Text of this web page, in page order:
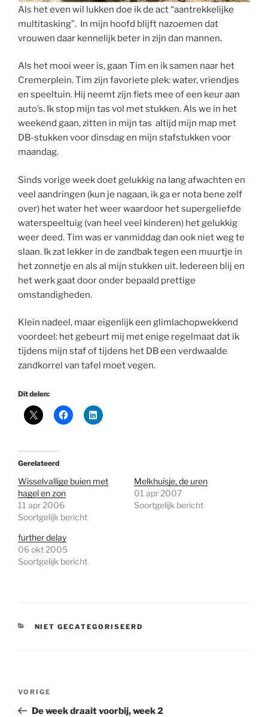
Als het even wil lukken doe ik de act “aantrekkelijke
multitasking”. In mijn hoofd blijft nazoemen dat
vrouwen daar kennelijk beter in zijn dan mannen.
Als het mooi weer is, gaan Tim en ik samen naar het
Cremerplein. Tim zijn favoriete plek: water, vriendjes
en speeltuin. Hij neemt zijn fiets mee of een keur aan
auto’s. Ik stop mijn tas vol met stukken. Als we in het
weekend gaan, zitten in mijn tas altijd mijn map met
DB-stukken voor dinsdag en mijn stafstukken voor
maandag.
Sinds vorige week doet gelukkig na lang afwachten en
veel aandringen (kun je nagaan, ik ga er nota bene zelf
over) het water het weer waardoor het supergeliefde
waterspeeltuig (van heel veel kinderen) het gelukkig
weer deed. Tim was er vanmiddag dan ook niet weg te
slaan. Ik zat lekker in de zandbak tegen een muurtje in
het zonnetje en als al mijn stukken uit. Iedereen blij en
het werk gaat door onder bepaald prettige
omstandigheden.
Klein nadeel, maar eigenlijk een glimlachopwekkend
voordeel: het gebeurt mij met enige regelmaat dat ik
tijdens mijn staf of tijdens het DB een verdwaalde
zandkorrel van tafel moet vegen.
Dit delen:
Gerelateerd
Wisselvallige buien met
hagel en zon
11 apr 2006
Soortgelijk bericht
Melkhuisje, de uren
01 apr 2007
Soortgelijk bericht
further delay
06 okt 2005
Soortgelijk bericht
CATEGORIEËN
NIET GECATEGORISEERD
Vorig
bericht
VORIGE
De week draait voorbij, week 2